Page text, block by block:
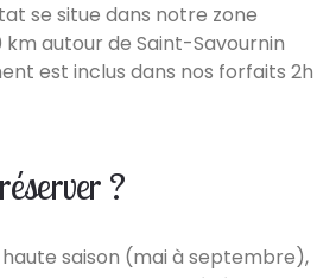
se situe dans notre zone
km autour de Saint-Savournin
est inclus dans nos forfaits 2h
?
saison (mai à septembre),